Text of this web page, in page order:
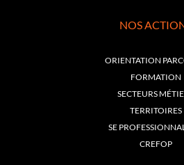
NOS
ORIENTATION
FORMATION
SECTEURS
TERRITOIRES
SE
CREFOP